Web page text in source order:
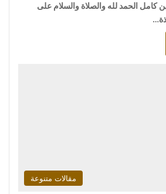
كامل الحمد لله والصلاة والسلام على
مقالات متنوعة